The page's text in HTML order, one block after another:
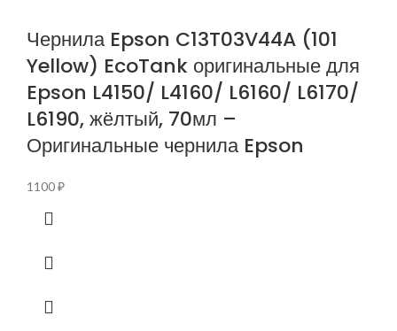
Чернила Epson C13T03V44A (101
Yellow) EcoTank оригинальные для
Epson L4150/ L4160/ L6160/ L6170/
L6190, жёлтый, 70мл –
Оригинальные чернила Epson
1100₽